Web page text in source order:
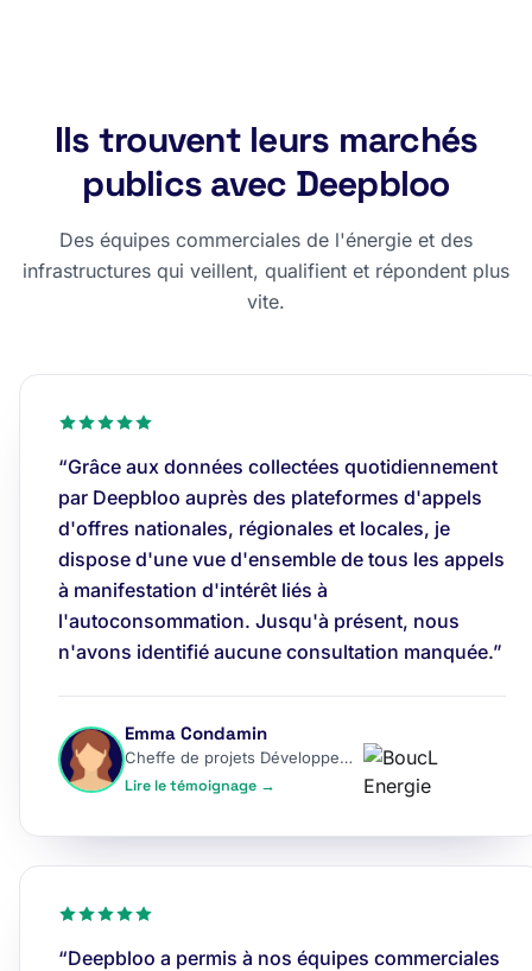
Ils trouvent leurs marchés
publics avec Deepbloo
Des équipes commerciales de l'énergie et des
infrastructures qui veillent, qualifient et répondent plus
vite.
“Grâce aux données collectées quotidiennement
par Deepbloo auprès des plateformes d'appels
d'offres nationales, régionales et locales, je
dispose d'une vue d'ensemble de tous les appels
à manifestation d'intérêt liés à
l'autoconsommation. Jusqu'à présent, nous
n'avons identifié aucune consultation manquée.”
Emma Condamin
Cheffe de projets Développement
Lire le témoignage →
“Deepbloo a permis à nos équipes commerciales